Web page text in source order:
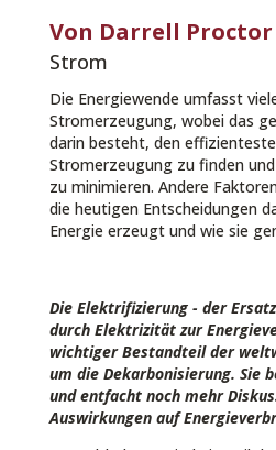
Von Darrell Proctor
Strom
Die Energiewende umfasst
Stromerzeugung, wobei das
darin besteht, den
Stromerzeugung zu finden
zu minimieren. Andere
die heutigen Entscheidungen
Energie erzeugt und wie sie
Die Elektrifizierung - der
durch Elektrizität zur
wichtiger Bestandteil der
um die Dekarbonisierung. Sie
und entfacht noch mehr
Auswirkungen auf